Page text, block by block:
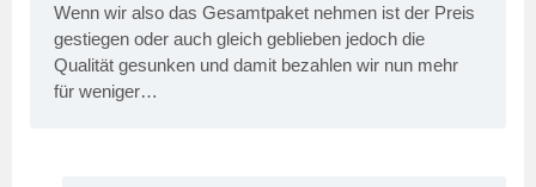
Wenn wir also das Gesamtpaket nehmen ist der Preis
gestiegen oder auch gleich geblieben jedoch die
Qualität gesunken und damit bezahlen wir nun mehr
für weniger…